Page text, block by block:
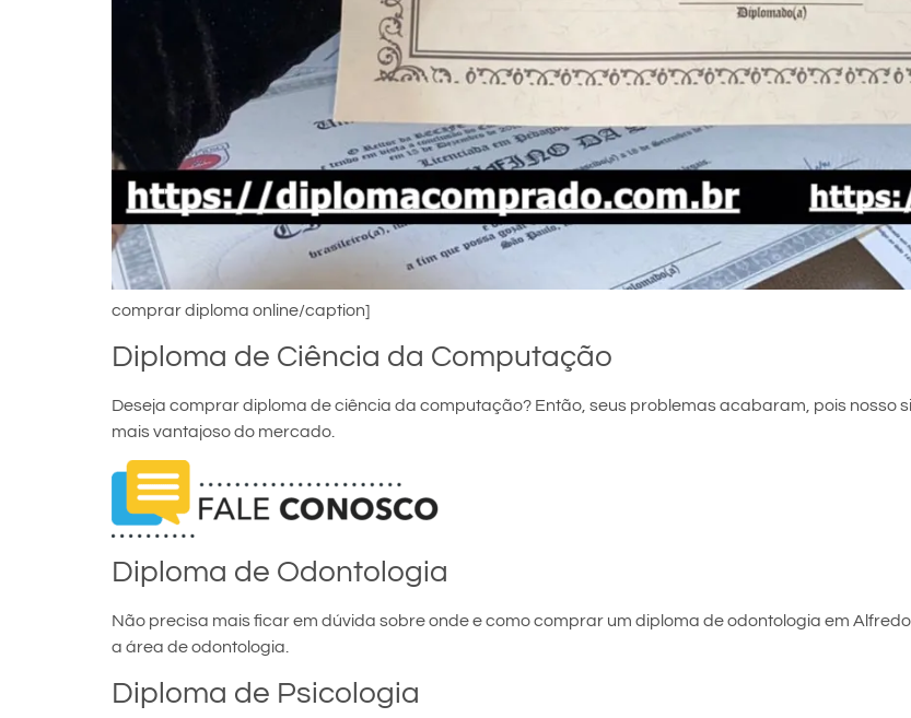
comprar diploma online/caption]
Diploma de Ciência da Computação
Deseja comprar diploma de ciência da computação? Então, seus problemas acabaram, pois nosso
mais vantajoso do mercado.
Diploma de Odontologia
Não precisa mais ficar em dúvida sobre onde e como comprar um diploma de odontologia em
a área de odontologia.
Diploma de Psicologia